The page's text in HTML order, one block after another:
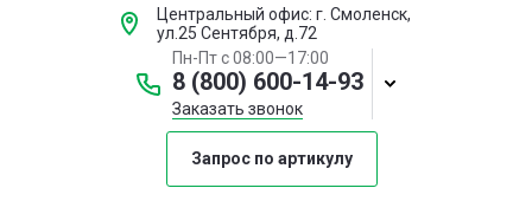
Центральный офис: г. Смоленск,
ул.25 Сентября, д.72
Пн-Пт с 08:00—17:00
8 (800) 600-14-93
Заказать звонок
Запрос по артикулу